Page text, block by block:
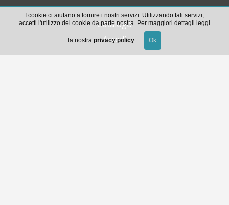
Catalogo
Accedi
I cookie ci aiutano a fornire i nostri servizi. Utilizzando tali servizi,
accetti l'utilizzo dei cookie da parte nostra. Per maggiori dettagli leggi
la nostra privacy policy.